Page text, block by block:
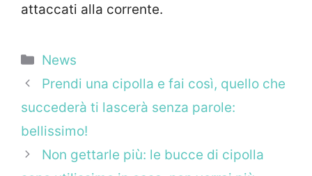
attaccati alla corrente.
Categorie
News
Prendi una cipolla e fai così, quello che
succederà ti lascerà senza parole:
bellissimo!
Non gettarle più: le bucce di cipolla